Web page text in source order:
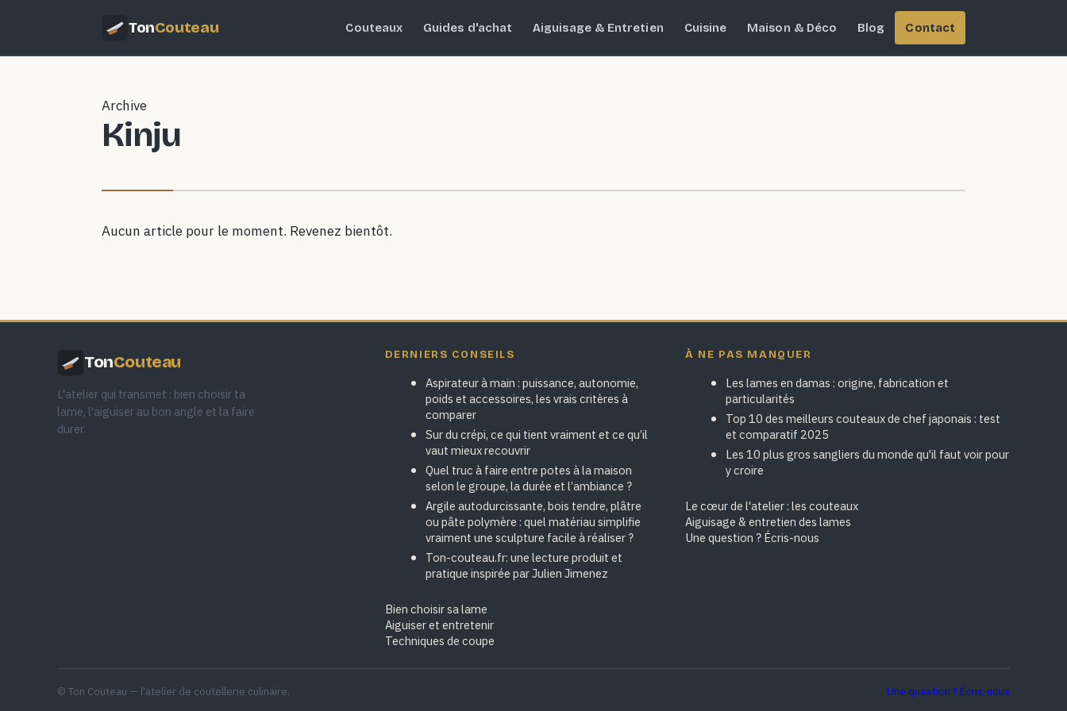
TonCouteau Couteaux Guides d'achat Aiguisage & Entretien Cuisine Maison & Déco Blog Contact
Archive
Kinju
Aucun article pour le moment. Revenez bientôt.
TonCouteau
L'atelier qui transmet : bien choisir ta
lame, l'aiguiser au bon angle et la faire
durer.
DERNIERS CONSEILS
Aspirateur à main : puissance, autonomie,
poids et accessoires, les vrais critères à
comparer
Sur du crépi, ce qui tient vraiment et ce qu’il
vaut mieux recouvrir
Quel truc à faire entre potes à la maison
selon le groupe, la durée et l’ambiance ?
Argile autodurcissante, bois tendre, plâtre
ou pâte polymère : quel matériau simplifie
vraiment une sculpture facile à réaliser ?
Ton-couteau.fr: une lecture produit et
pratique inspirée par Julien Jimenez
Bien choisir sa lame
Aiguiser et entretenir
Techniques de coupe
À NE PAS MANQUER
Les lames en damas : origine, fabrication et
particularités
Top 10 des meilleurs couteaux de chef japonais : test
et comparatif 2025
Les 10 plus gros sangliers du monde qu'il faut voir pour
y croire
Le cœur de l'atelier : les couteaux
Aiguisage & entretien des lames
Une question ? Écris-nous
© Ton Couteau — l'atelier de coutellerie culinaire. Une question ? Écris-nous